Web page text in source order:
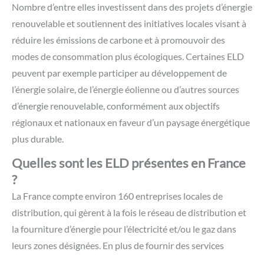
Nombre d’entre elles investissent dans des projets d’énergie
renouvelable et soutiennent des initiatives locales visant à
réduire les émissions de carbone et à promouvoir des
modes de consommation plus écologiques. Certaines ELD
peuvent par exemple participer au développement de
l’énergie solaire, de l’énergie éolienne ou d’autres sources
d’énergie renouvelable, conformément aux objectifs
régionaux et nationaux en faveur d’un paysage énergétique
plus durable.
Quelles sont les ELD présentes en France
?
La France compte environ 160 entreprises locales de
distribution, qui gèrent à la fois le réseau de distribution et
la fourniture d’énergie pour l’électricité et/ou le gaz dans
leurs zones désignées. En plus de fournir des services